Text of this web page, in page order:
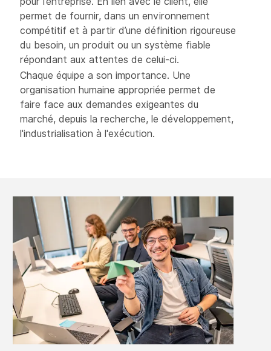
permet de fournir, dans un environnement
compétitif et à partir d’une définition rigoureuse
du besoin, un produit ou un système fiable
répondant aux attentes de celui-ci.
Chaque équipe a son importance. Une
organisation humaine appropriée permet de
faire face aux demandes exigeantes du
marché, depuis la recherche, le développement,
l'industrialisation à l'exécution.